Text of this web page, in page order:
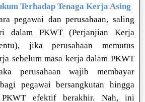
Terhadap Tenaga Kerja Asing
pegawai dan perusahaan, saling
dalam PKWT (Perjanjian Kerja
jika perusahaan memutus
sebelum masa kerja dalam PKWT
perusahaan wajib membayar
pegawai bersangkutan hingga
efektif berakhir. Nah, ini